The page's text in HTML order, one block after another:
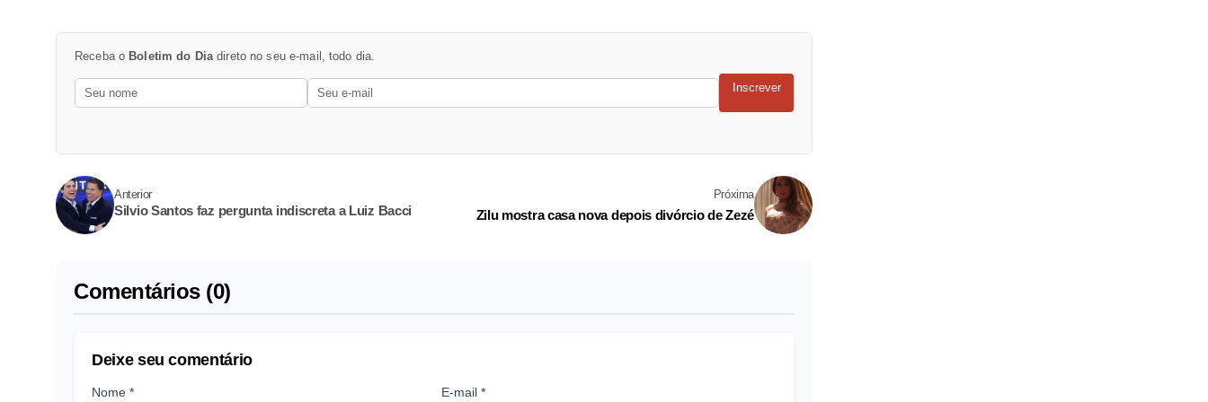
Receba o Boletim do Diadireto no seu e-mail, todo dia.
Inscrever
Anterior
Silvio Santos faz pergunta indiscreta a Luiz Bacci
Próxima
Zilu mostra casa nova depois divórcio de Zezé
Comentários (0)
Deixe seu comentário
Nome * E-mail *